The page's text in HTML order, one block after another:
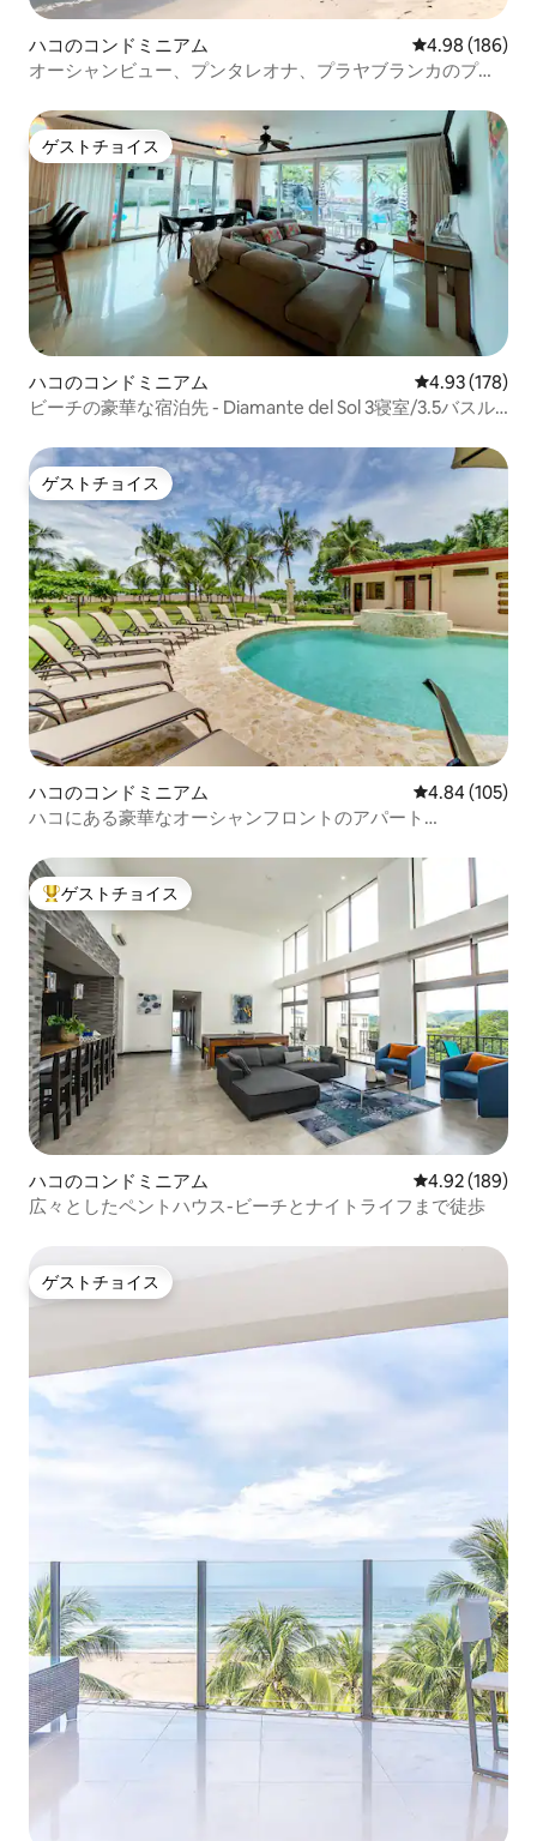
ハコのコンドミニアム レビュー186
4.98 (186)
オーシャンビュー、プンタレオナ、プラヤブランカのプラ
ゲストチョイス
ゲストチョイス
ハコのコンドミニアム レビュー178
4.93 (178)
ビーチの豪華な宿泊先 - Diamante del Sol 3寝室/3.5バスル
ゲストチョイス
ゲストチョイス
ハコのコンドミニアム レビュー105
4.84 (105)
ハコにある豪華なオーシャンフロントのアパート
大好評のゲストチョイスです。
ゲストチョイス
ハコのコンドミニアム レビュー189
4.92 (189)
広々としたペントハウス-ビーチとナイトライフまで徒歩
ゲストチョイス
ゲストチョイス